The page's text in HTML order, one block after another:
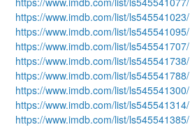
https://www.imdb.com/list/ls545541023/
https://www.imdb.com/list/ls545541095/
https://www.imdb.com/list/ls545541707/
https://www.imdb.com/list/ls545541738/
https://www.imdb.com/list/ls545541788/
https://www.imdb.com/list/ls545541300/
https://www.imdb.com/list/ls545541314/
https://www.imdb.com/list/ls545541385/